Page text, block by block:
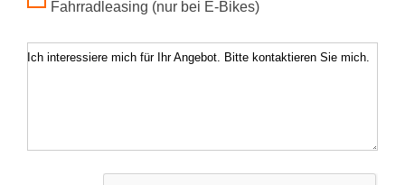
Fahrradleasing (nur bei E-Bikes)
Ich interessiere mich für Ihr Angebot. Bitte kontaktieren Sie mich.